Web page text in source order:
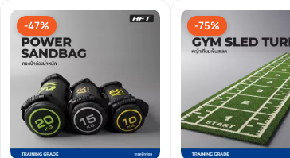
-47% -75%